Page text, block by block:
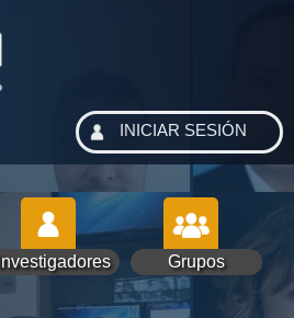
Investigadores Grupos
INICIAR SESIÓN